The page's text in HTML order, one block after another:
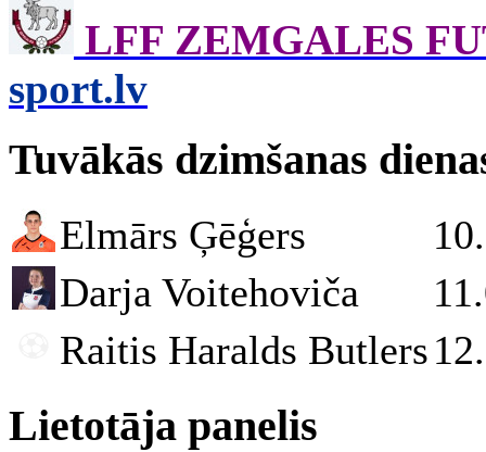
LFF ZEMGALES
sport.lv
Tuvākās dzimšanas
Elmārs Ģēģers
Darja Voitehoviča
Raitis Haralds Butlers
Lietotāja panelis